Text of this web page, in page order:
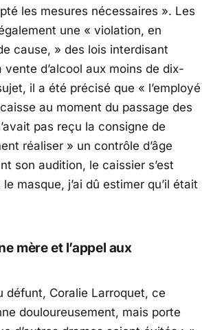
les mesures nécessaires ». Les
une « violation, en
cause, » des lois interdisant
d’alcool aux moins de dix-
il a été précisé que « l’employé
au moment du passage des
pas reçu la consigne de
réaliser » un contrôle d’âge
son audition, le caissier s’est
le masque, j’ai dû estimer qu’il était
mère et l’appel aux
défunt, Coralie Larroquet, ce
douloureusement, mais porte